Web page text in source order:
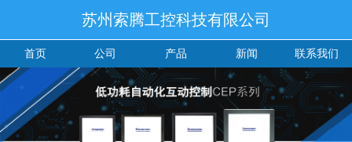
苏州索腾工控科技有限公司
首页 公司 产品 新闻 联系我们